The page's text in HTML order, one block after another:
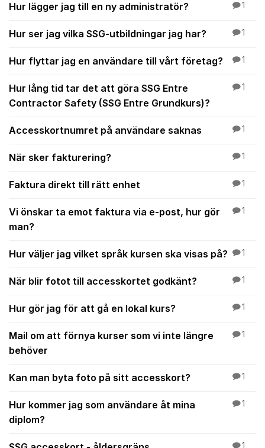
Hur lägger jag till en ny administratör? 1
Hur ser jag vilka SSG-utbildningar jag har? 1
Hur flyttar jag en användare till vårt företag? 1
Hur lång tid tar det att göra SSG Entre
Contractor Safety (SSG Entre Grundkurs)?
1
Accesskortnumret på användare saknas 1
När sker fakturering? 1
Faktura direkt till rätt enhet 1
Vi önskar ta emot faktura via e-post, hur gör
man?
1
Hur väljer jag vilket språk kursen ska visas på? 1
När blir fotot till accesskortet godkänt? 1
Hur gör jag för att gå en lokal kurs? 1
Mail om att förnya kurser som vi inte längre
behöver
1
Kan man byta foto på sitt accesskort? 1
Hur kommer jag som användare åt mina
diplom?
1
1